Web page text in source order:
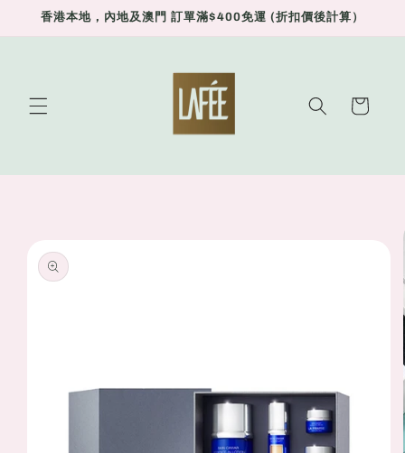
Skip to
香港本地，內地及澳門 訂單滿$400免運 (折扣價後計算）
Cart
information